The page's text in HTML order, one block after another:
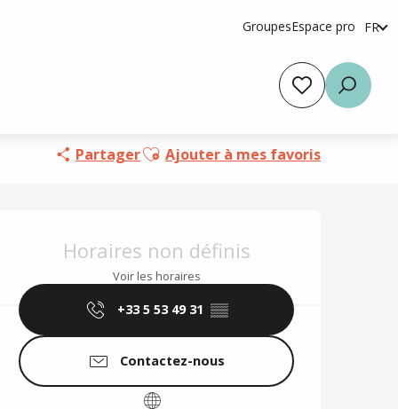
GroupesEspace pro FR
es
PartagerAjouter aux favoris
Ajouter à mes favoris
Ouverture et
Horaires non définis
Voir les horaires
+33 5 53 49 31 ▒▒
Contactez-nous